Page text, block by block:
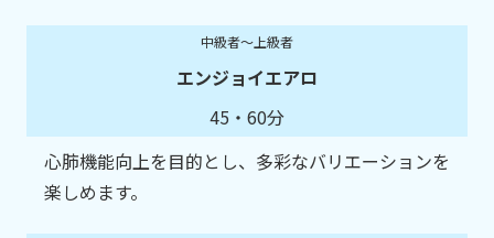
中級者～上級者
エンジョイエアロ
45・60分
心肺機能向上を目的とし、多彩なバリエーションを
楽しめます。